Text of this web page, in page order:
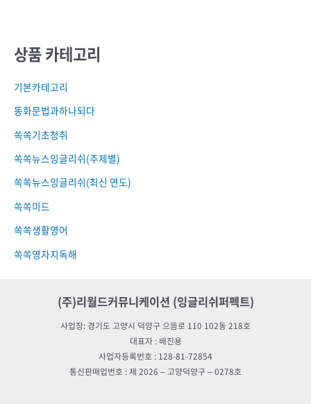
상품 카테고리
기본카테고리
동화문법과하나되다
쏙쏙기초청취
쏙쏙뉴스잉글리쉬(주제별)
쏙쏙뉴스잉글리쉬(최신 연도)
쏙쏙미드
쏙쏙생활영어
쏙쏙영자지독해
(주)리월드커뮤니케이션 (잉글리쉬퍼펙트)
사업장: 경기도 고양시 덕양구 으뜸로 110 102동 218호
대표자 : 배진용
사업자등록번호 : 128-81-72854
통신판매업번호 : 제 2026 – 고양덕양구 – 0278호